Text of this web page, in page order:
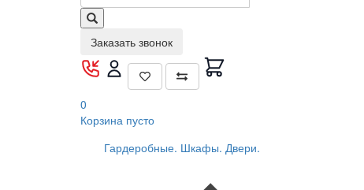
Заказать звонок
0
Корзина пусто
Гардеробные. Шкафы. Двери.